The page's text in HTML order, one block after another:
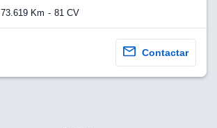
73.619 Km 81 CV
Contactar